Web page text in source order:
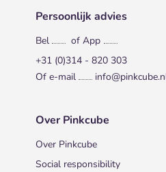
Persoonlijk advies
Bel
of App
+31 (0)314 - 820 303
Of e-mail
Over Pinkcube
Over Pinkcube
Social responsibility